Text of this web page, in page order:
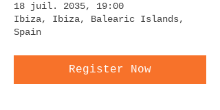
18 juil. 2035, 19:00
Ibiza, Ibiza, Balearic Islands,
Spain
Register Now